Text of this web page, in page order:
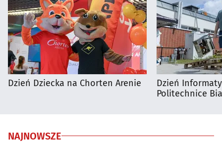
Dzień Dziecka na Chorten Arenie
Dzień
Politechnice
NAJNOWSZE